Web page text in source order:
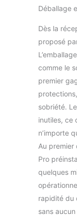
Déballage
Dès la
proposé
comme le
premier
sobriété.
inutiles, ce
n’importe
Au premier
Pro
quelques
rapidité du
sans